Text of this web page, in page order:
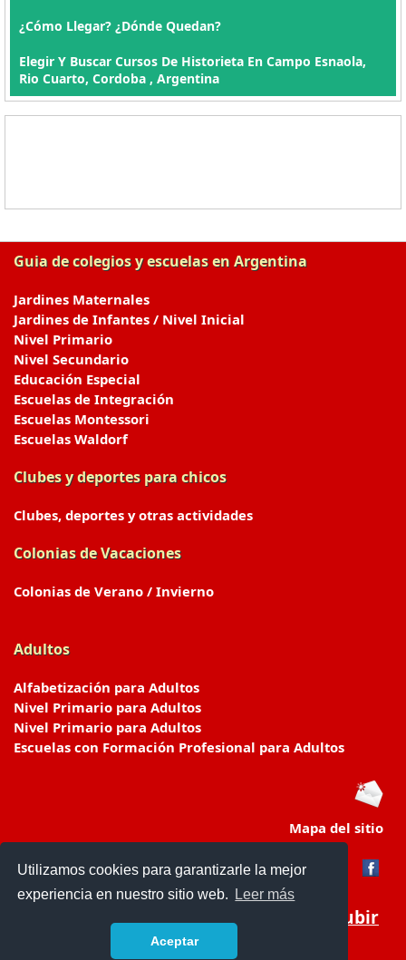
Utilizamos cookies para garantizarle la mejor
experiencia en nuestro sitio web.
Leer más
Aceptar
¿Cómo Llegar? ¿Dónde Quedan?
Elegir Y Buscar Cursos De Historieta En Campo Esnaola,
Rio Cuarto, Cordoba , Argentina
Guia de colegios y escuelas en Argentina
Jardines Maternales
Jardines de Infantes / Nivel Inicial
Nivel Primario
Nivel Secundario
Educación Especial
Escuelas de Integración
Escuelas Montessori
Escuelas Waldorf
Clubes y deportes para chicos
Clubes, deportes y otras actividades
Colonias de Vacaciones
Colonias de Verano / Invierno
Adultos
Alfabetización para Adultos
Nivel Primario para Adultos
Nivel Primario para Adultos
Escuelas con Formación Profesional para Adultos
Mapa del sitio
Subir